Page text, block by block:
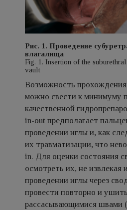
Рис. 1. Проведение
влагалища
Fig. 1. Insertion of the
vault
Возможность
можно свести к минимуму
качественной
in-out предполагает
проведении иглы и, как
их травматизации, что
in. Для оценки состояния
осмотреть их, не
проведении иглы через
провести повторно и
рассасывающимися швами